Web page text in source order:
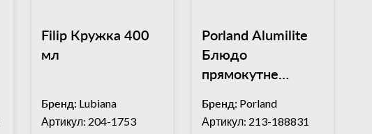
Filip Кружка 400
мл
Бренд: Lubiana
Артикул: 204-1753
Porland Alumilite
Блюдо
прямокутне
(04ALM002194)
Бренд: Porland
Артикул: 213-188831